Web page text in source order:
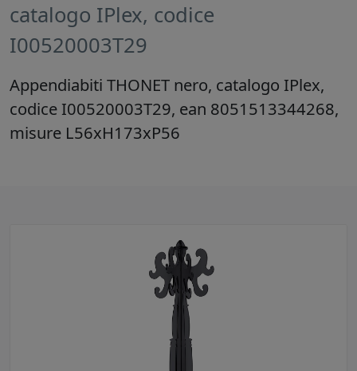
catalogo IPlex, codice
I00520003T29
Appendiabiti THONET nero, catalogo IPlex,
codice I00520003T29, ean 8051513344268,
misure L56xH173xP56